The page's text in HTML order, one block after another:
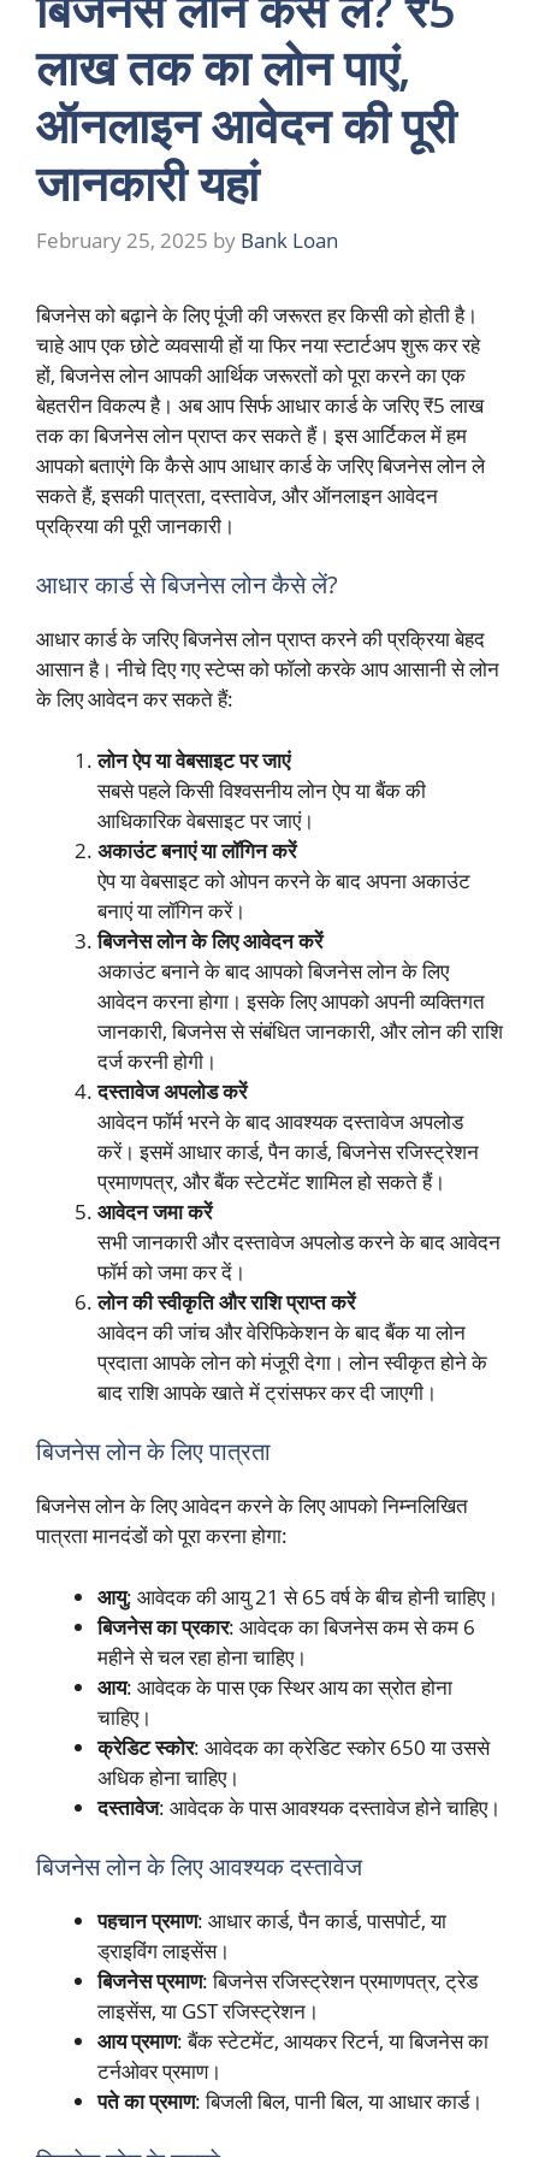
लाख तक का लोन पाएं,
ऑनलाइन आवेदन की पूरी
जानकारी यहां
February 25, 2025 by Bank Loan
बिजनेस को बढ़ाने के लिए पूंजी की जरूरत हर किसी को होती है।
चाहे आप एक छोटे व्यवसायी हों या फिर नया स्टार्टअप शुरू कर रहे
हों, बिजनेस लोन आपकी आर्थिक जरूरतों को पूरा करने का एक
बेहतरीन विकल्प है। अब आप सिर्फ आधार कार्ड के जरिए ₹5 लाख
तक का बिजनेस लोन प्राप्त कर सकते हैं। इस आर्टिकल में हम
आपको बताएंगे कि कैसे आप आधार कार्ड के जरिए बिजनेस लोन ले
सकते हैं, इसकी पात्रता, दस्तावेज, और ऑनलाइन आवेदन
प्रक्रिया की पूरी जानकारी।
आधार कार्ड से बिजनेस लोन कैसे लें?
आधार कार्ड के जरिए बिजनेस लोन प्राप्त करने की प्रक्रिया बेहद
आसान है। नीचे दिए गए स्टेप्स को फॉलो करके आप आसानी से लोन
के लिए आवेदन कर सकते हैं:
लोन ऐप या वेबसाइट पर जाएं
सबसे पहले किसी विश्वसनीय लोन ऐप या बैंक की
आधिकारिक वेबसाइट पर जाएं।
अकाउंट बनाएं या लॉगिन करें
ऐप या वेबसाइट को ओपन करने के बाद अपना अकाउंट
बनाएं या लॉगिन करें।
बिजनेस लोन के लिए आवेदन करें
अकाउंट बनाने के बाद आपको बिजनेस लोन के लिए
आवेदन करना होगा। इसके लिए आपको अपनी व्यक्तिगत
जानकारी, बिजनेस से संबंधित जानकारी, और लोन की राशि
दर्ज करनी होगी।
दस्तावेज अपलोड करें
आवेदन फॉर्म भरने के बाद आवश्यक दस्तावेज अपलोड
करें। इसमें आधार कार्ड, पैन कार्ड, बिजनेस रजिस्ट्रेशन
प्रमाणपत्र, और बैंक स्टेटमेंट शामिल हो सकते हैं।
आवेदन जमा करें
सभी जानकारी और दस्तावेज अपलोड करने के बाद आवेदन
फॉर्म को जमा कर दें।
लोन की स्वीकृति और राशि प्राप्त करें
आवेदन की जांच और वेरिफिकेशन के बाद बैंक या लोन
प्रदाता आपके लोन को मंजूरी देगा। लोन स्वीकृत होने के
बाद राशि आपके खाते में ट्रांसफर कर दी जाएगी।
बिजनेस लोन के लिए पात्रता
बिजनेस लोन के लिए आवेदन करने के लिए आपको निम्नलिखित
पात्रता मानदंडों को पूरा करना होगा:
आयु: आवेदक की आयु 21 से 65 वर्ष के बीच होनी चाहिए।
बिजनेस का प्रकार: आवेदक का बिजनेस कम से कम 6
महीने से चल रहा होना चाहिए।
आय: आवेदक के पास एक स्थिर आय का स्रोत होना
चाहिए।
क्रेडिट स्कोर: आवेदक का क्रेडिट स्कोर 650 या उससे
अधिक होना चाहिए।
दस्तावेज: आवेदक के पास आवश्यक दस्तावेज होने चाहिए।
बिजनेस लोन के लिए आवश्यक दस्तावेज
पहचान प्रमाण: आधार कार्ड, पैन कार्ड, पासपोर्ट, या
ड्राइविंग लाइसेंस।
बिजनेस प्रमाण: बिजनेस रजिस्ट्रेशन प्रमाणपत्र, ट्रेड
लाइसेंस, या GST रजिस्ट्रेशन।
आय प्रमाण: बैंक स्टेटमेंट, आयकर रिटर्न, या बिजनेस का
टर्नओवर प्रमाण।
पते का प्रमाण: बिजली बिल, पानी बिल, या आधार कार्ड।